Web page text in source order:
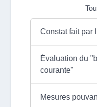
Constat fait par
Évaluation du
courante"
Mesures